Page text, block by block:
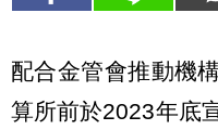
配合金管會推動機
算所前於2023年底